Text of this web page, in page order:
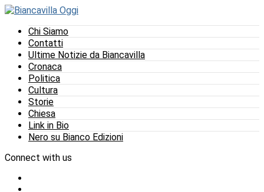
Chi Siamo
Contatti
Ultime Notizie da Biancavilla
Cronaca
Politica
Cultura
Storie
Chiesa
Link in Bio
Nero su Bianco Edizioni
Connect with us